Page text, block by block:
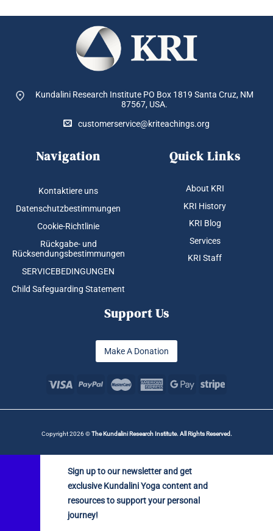
Kundalini Research Institute PO Box 1819 Santa Cruz, NM
87567, USA.
customerservice@kriteachings.org
Navigation
Kontaktiere uns
Datenschutzbestimmungen
Cookie-Richtlinie
Rückgabe- und
Rücksendungsbestimmungen
SERVICEBEDINGUNGEN
Child Safeguarding Statement
Quick Links
About KRI
KRI History
KRI Blog
Services
KRI Staff
Support Us
Make A Donation
Copyright 2026 ©The Kundalini Research Institute. All Rights Reserved.
Sign up to our newsletter and get
exclusive Kundalini Yoga content and
resources to support your personal
journey!